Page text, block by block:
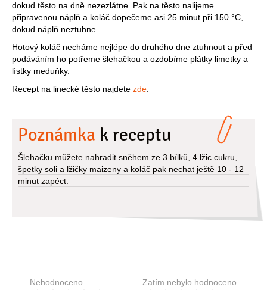
dokud těsto na dně nezezlátne. Pak na těsto nalijeme
připravenou náplň a koláč dopečeme asi 25 minut při 150 °C,
dokud náplň neztuhne.
Hotový koláč necháme nejlépe do druhého dne ztuhnout a před
podáváním ho potřeme šlehačkou a ozdobíme plátky limetky a
lístky meduňky.
Recept na linecké těsto najdete zde.
Poznámka k receptu
Šlehačku můžete nahradit sněhem ze 3 bílků, 4 lžic cukru,
špetky soli a lžičky maizeny a koláč pak nechat ještě 10 - 12
minut zapéct.
Nehodnoceno Zatím nebylo hodnoceno